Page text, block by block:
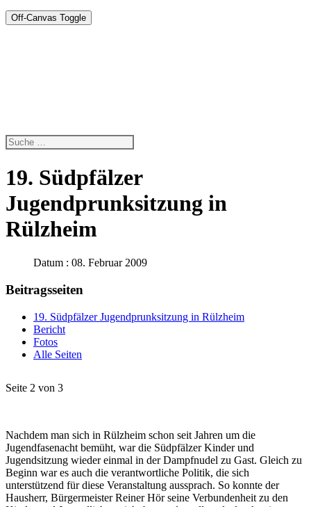
Off-Canvas Toggle
19. Südpfälzer
Jugendprunksitzung in
Rülzheim
Datum : 08. Februar 2009
Beitragsseiten
19. Südpfälzer Jugendprunksitzung in Rülzheim
Bericht
Fotos
Alle Seiten
Seite 2 von 3
Nachdem man sich in Rülzheim schon seit Jahren um die
Jugendfasenacht bemüht, war die Südpfälzer Kinder und
Jugendsitzung wieder einmal in der Dampfnudel zu Gast. Gleich zu
Beginn war es auch die verantwortliche Politik, die sich
unterstützend für diese Veranstaltung aussprach. So konnte der
Hausherr, Bürgermeister Reiner Hör seine Verbundenheit zu den